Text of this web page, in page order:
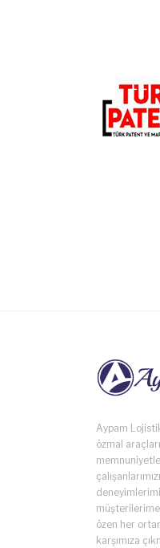
Aypam
özmal
özen her
karşımıza